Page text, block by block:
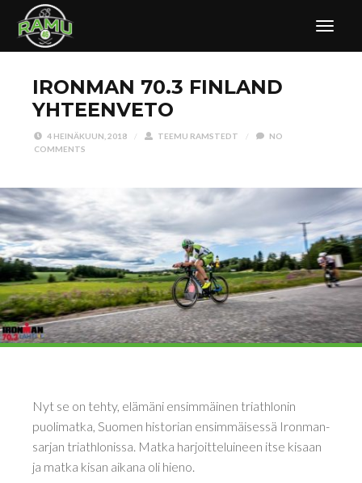
IRONMAN 70.3 FINLAND
YHTEENVETO
4 HEINÄKUUN, 2018 / TEEMU RAMSTEDT /
NO
COMMENTS
Nyt se on tehty, elämäni ensimmäinen triathlonin
puolimatka, Suomen historian ensimmäisessä Ironman-
sarjan triathlonissa. Matka harjoitteluineen itse kisaan
ja matka kisan aikana oli hieno.